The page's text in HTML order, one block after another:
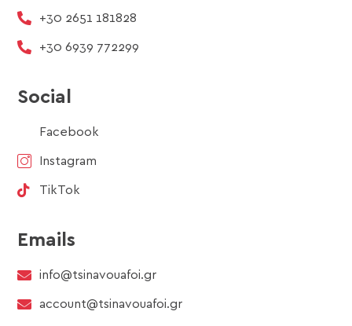
+30 2651 181828
+30 6939 772299
Social
Facebook
Instagram
TikTok
Emails
info@tsinavouafoi.gr
account@tsinavouafoi.gr